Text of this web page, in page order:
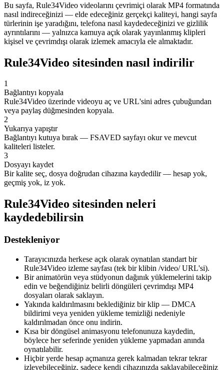
Bu sayfa, Rule34Video videolarını çevrimiçi olarak MP4 formatında
nasıl indireceğinizi — elde edeceğiniz gerçekçi kaliteyi, hangi sayfa
türlerinin işe yaradığını, telefona nasıl kaydedeceğinizi ve gizlilik
ayrıntılarını — yalnızca kamuya açık olarak yayınlanmış klipleri
kişisel ve çevrimdışı olarak izlemek amacıyla ele almaktadır.
Rule34Video sitesinden nasıl indirilir
1
Bağlantıyı kopyala
Rule34Video üzerinde videoyu aç ve URL'sini adres çubuğundan
veya paylaş düğmesinden kopyala.
2
Yukarıya yapıştır
Bağlantıyı kutuya bırak — FSAVED sayfayı okur ve mevcut
kaliteleri listeler.
3
Dosyayı kaydet
Bir kalite seç, dosya doğrudan cihazına kaydedilir — hesap yok,
geçmiş yok, iz yok.
Rule34Video sitesinden neleri
kaydedebilirsin
Destekleniyor
Tarayıcınızda herkese açık olarak oynatılan standart bir
Rule34Video izleme sayfası (tek bir klibin /video/ URL'si).
Bir animatörün veya stüdyonun dağınık yüklemelerini takip
edin ve beğendiğiniz belirli döngüleri çevrimdışı MP4
dosyaları olarak saklayın.
Yakında kaldırılmasını beklediğiniz bir klip — DMCA
bildirimi veya yeniden yükleme temizliği nedeniyle
kaldırılmadan önce onu indirin.
Kısa bir döngüsel animasyonu telefonunuza kaydedin,
böylece her seferinde yeniden yükleme yapmadan anında
oynatılabilir.
Hiçbir yerde hesap açmanıza gerek kalmadan tekrar tekrar
izleyebileceğiniz, sadece kendi cihazınızda saklayabileceğiniz